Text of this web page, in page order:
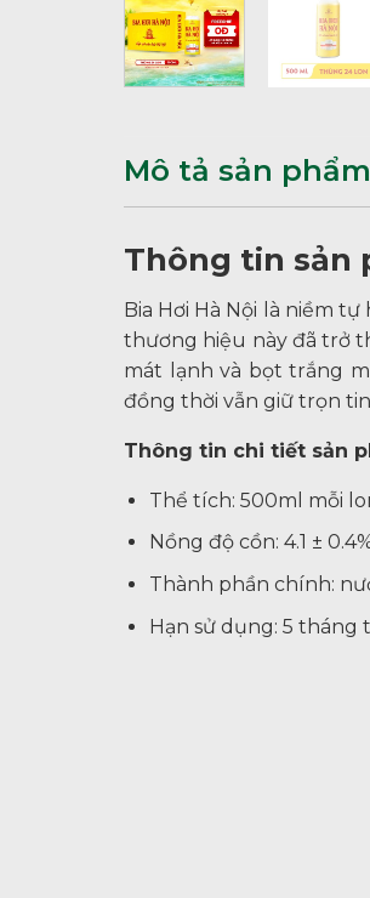
Mô tả sản phẩm
Thông tin sản
Bia Hơi Hà Nội là niềm
thương hiệu này đã trở
mát lạnh và bọt trắng
đồng thời vẫn giữ trọn
Thông tin chi tiết sản
Thể tích: 500ml mỗi
Nồng độ cồn: 4.1 ±
Thành phần chính:
Hạn sử dụng: 5 tháng